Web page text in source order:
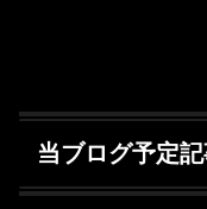
当ブログ予定